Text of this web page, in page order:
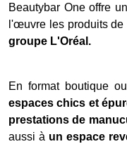
Beautybar One offre
l'œuvre les produits de
groupe L'Oréal.
En format boutique
espaces chics et
prestations de
aussi à un espace